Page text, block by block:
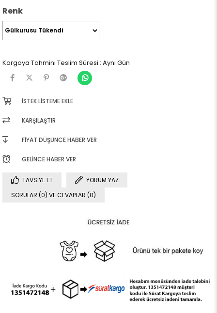
Renk
Kargoya Tahmini Teslim Süresi : Aynı Gün
İSTEK LISTEME EKLE
KARŞILAŞTIR
FIYAT DÜŞÜNCE HABER VER
GELINCE HABER VER
TAVSIYE ET
YORUM YAZ
SORULAR (0) VE CEVAPLAR (0)